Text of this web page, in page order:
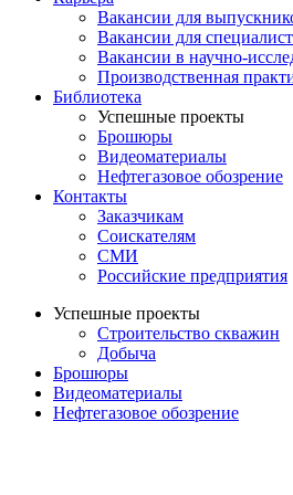
Вакансии для
Вакансии для
Вакансии в научно-
Производственная
Библиотека
Успешные проекты
Брошюры
Видеоматериалы
Нефтегазовое обозрение
Контакты
Заказчикам
Соискателям
СМИ
Российские предприятия
Успешные проекты
Строительство скважин
Добыча
Брошюры
Видеоматериалы
Нефтегазовое обозрение